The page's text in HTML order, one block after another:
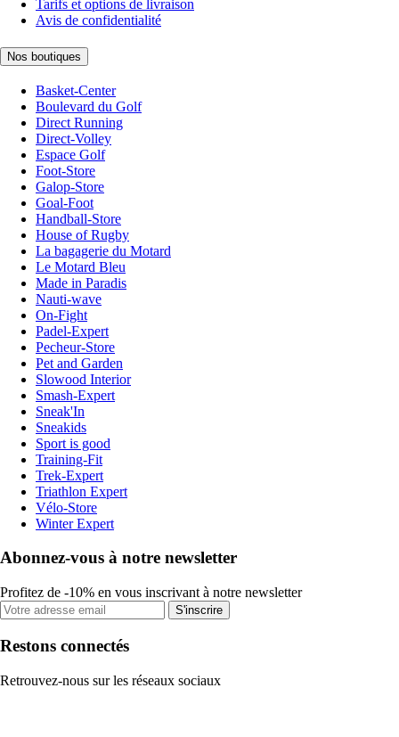
Tarifs et options de livraison
Avis de confidentialité
Nos boutiques
Basket-Center
Boulevard du Golf
Direct Running
Direct-Volley
Espace Golf
Foot-Store
Galop-Store
Goal-Foot
Handball-Store
House of Rugby
La bagagerie du Motard
Le Motard Bleu
Made in Paradis
Nauti-wave
On-Fight
Padel-Expert
Pecheur-Store
Pet and Garden
Slowood Interior
Smash-Expert
Sneak'In
Sneakids
Sport is good
Training-Fit
Trek-Expert
Triathlon Expert
Vélo-Store
Winter Expert
Abonnez-vous à notre newsletter
Profitez de -10% en vous inscrivant à notre newsletter
S'inscrire
Restons connectés
Retrouvez-nous sur les réseaux sociaux